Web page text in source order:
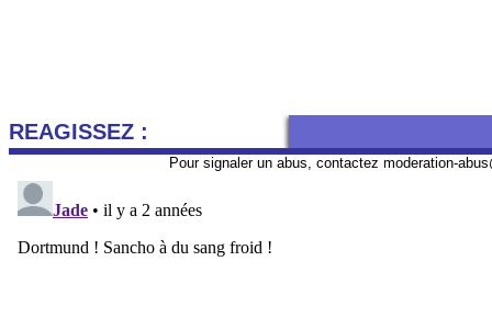
REAGISSEZ :
Pour signaler un abus, contactez moderation-